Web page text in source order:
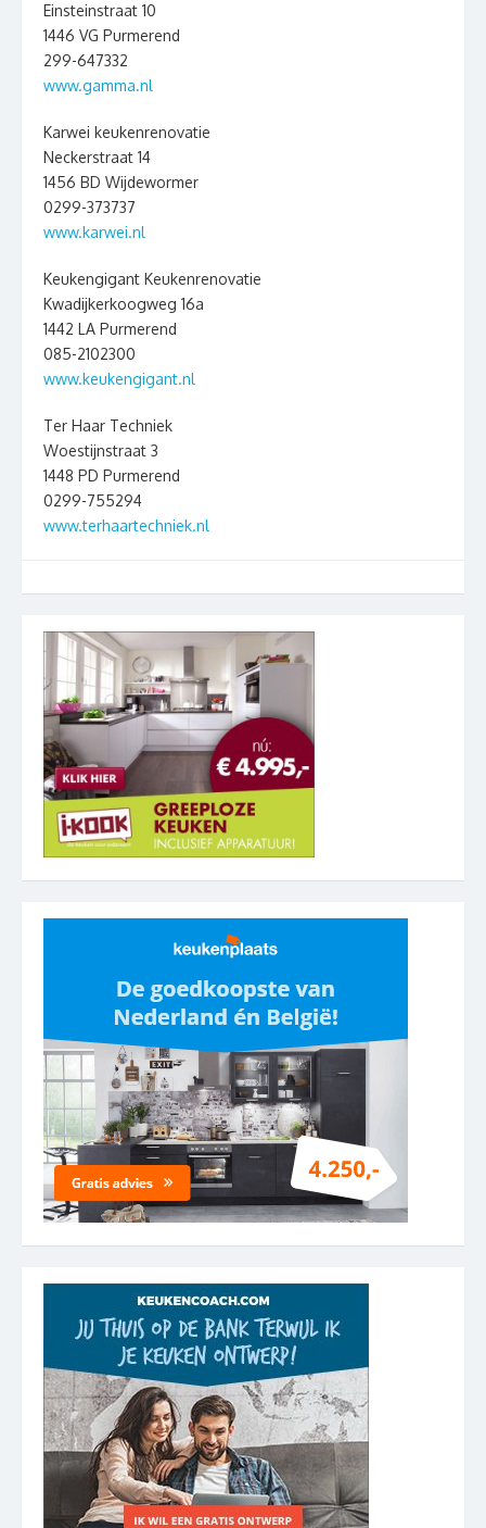
Einsteinstraat 10
1446 VG Purmerend
299-647332
www.gamma.nl
Karwei keukenrenovatie
Neckerstraat 14
1456 BD Wijdewormer
0299-373737
www.karwei.nl
Keukengigant Keukenrenovatie
Kwadijkerkoogweg 16a
1442 LA Purmerend
085-2102300
www.keukengigant.nl
Ter Haar Techniek
Woestijnstraat 3
1448 PD Purmerend
0299-755294
www.terhaartechniek.nl